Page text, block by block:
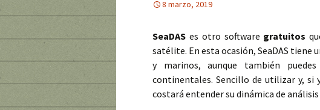
8 marzo, 2019
SeaDAS es otro software gratuitos
satélite. En esta ocasión, SeaDAS tiene
y marinos, aunque también
continentales. Sencillo de utilizar y, si
costará entender su dinámica de